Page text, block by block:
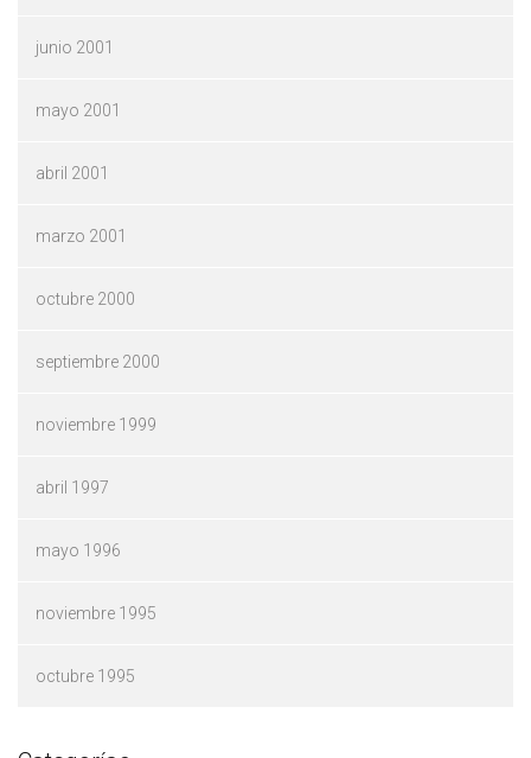
junio 2001
mayo 2001
abril 2001
marzo 2001
octubre 2000
septiembre 2000
noviembre 1999
abril 1997
mayo 1996
noviembre 1995
octubre 1995